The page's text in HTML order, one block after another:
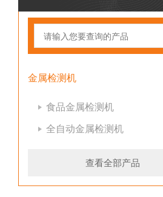
金属检测机
食品金属检测机
全自动金属检测机
查看全部产品